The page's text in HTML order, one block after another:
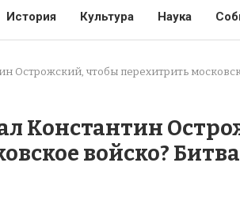
История Культура Наука
Острожский, чтобы перехитрить
Константин
войско?